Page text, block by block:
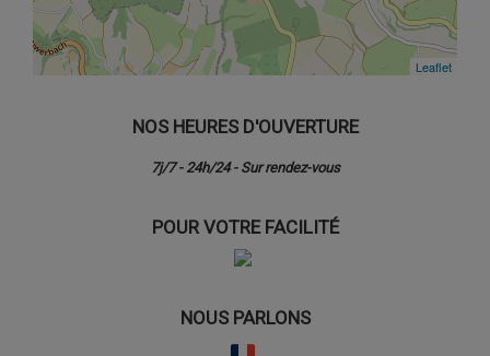
Leaflet
Leaflet
NOS HEURES D'OUVERTURE
7j/7 - 24h/24 - Sur rendez-vous
POUR VOTRE FACILITÉ
NOUS PARLONS